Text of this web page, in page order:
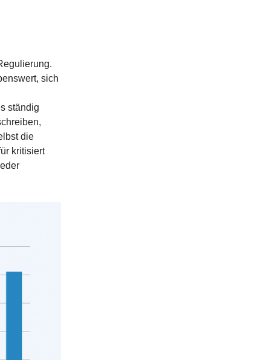
sich
ständig
die
kritisiert